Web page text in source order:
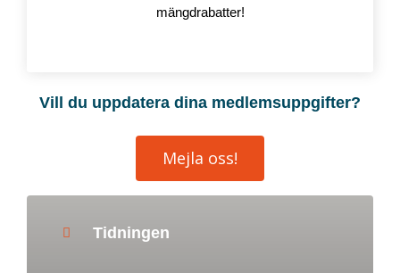
mängdrabatter!
Vill du uppdatera dina medlemsuppgifter?
Mejla oss!
Tidningen